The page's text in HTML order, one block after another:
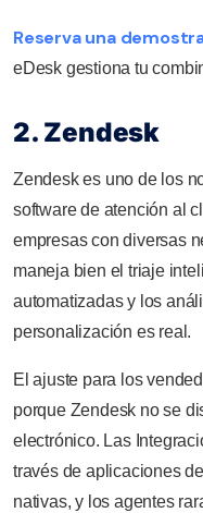
Reserva una
eDesk gestiona tu
2. Zendesk
Zendesk es uno de los
software de atención al
empresas con diversas
maneja bien el triaje
automatizadas y los
personalización es real.
El ajuste para los
porque Zendesk no se
electrónico. Las
través de aplicaciones
nativas, y los agentes